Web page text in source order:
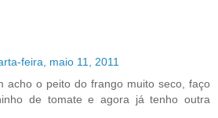
feira, maio 11, 2011
acho o peito do frango muito seco, faço
de tomate e agora já tenho outra